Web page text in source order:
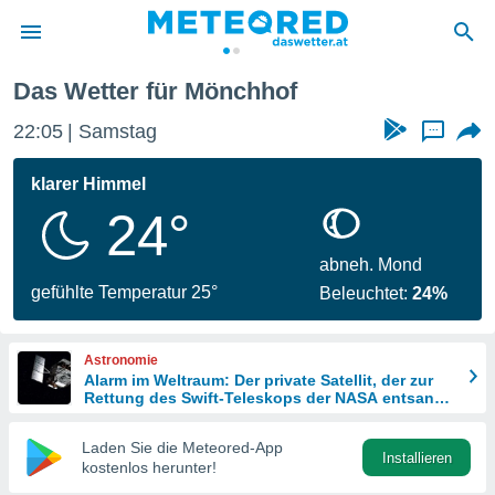
wurde
dass
sind.
diese
Das Wetter für Mönchhof
22:05 Samstag ...
klarer Himmel
24°
gefühlte Temperatur 25°
abneh. Mond
Beleuchtet:24%
Astronomie
Alarm im Weltraum: Der private Satellit, der zur
Rettung des Swift-Teleskops der NASA entsandt
Laden Sie die Meteored-App
kostenlos herunter!
Installieren